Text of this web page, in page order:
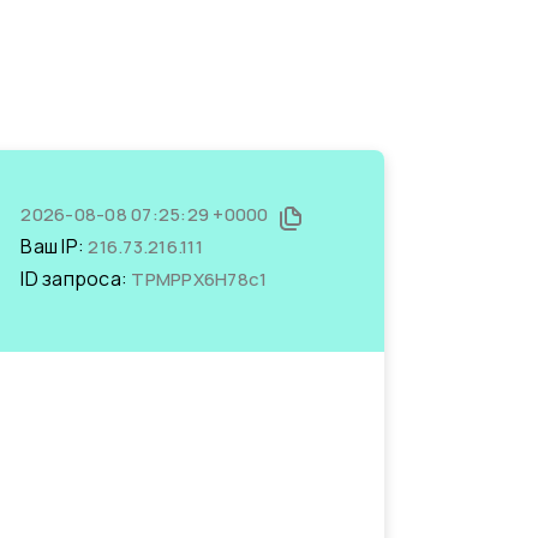
2026-08-08 07:25:29 +0000
Ваш IP:216.73.216.111
ID запроса: TPMPPX6H78c1